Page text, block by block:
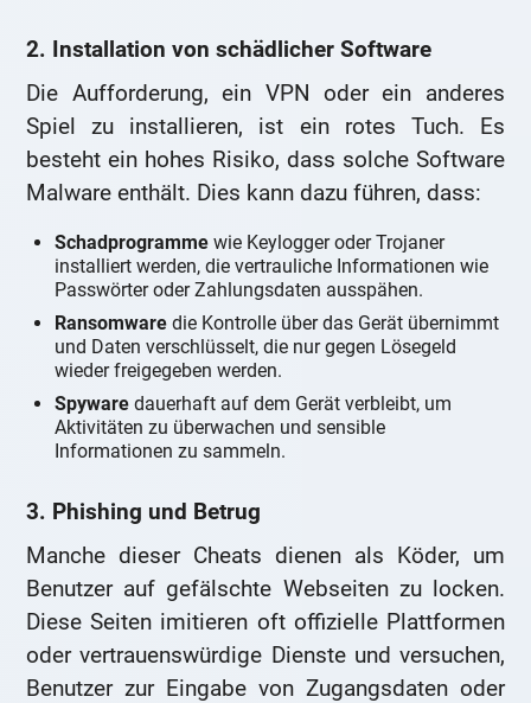
2. Installation von schädlicher Software
Die Aufforderung, ein VPN oder ein anderes
Spiel zu installieren, ist ein rotes Tuch. Es
besteht ein hohes Risiko, dass solche Software
Malware enthält. Dies kann dazu führen, dass:
Schadprogramme wie Keylogger oder Trojaner
installiert werden, die vertrauliche Informationen wie
Passwörter oder Zahlungsdaten ausspähen.
Ransomware die Kontrolle über das Gerät übernimmt
und Daten verschlüsselt, die nur gegen Lösegeld
wieder freigegeben werden.
Spyware dauerhaft auf dem Gerät verbleibt, um
Aktivitäten zu überwachen und sensible
Informationen zu sammeln.
3. Phishing und Betrug
Manche dieser Cheats dienen als Köder, um
Benutzer auf gefälschte Webseiten zu locken.
Diese Seiten imitieren oft offizielle Plattformen
oder vertrauenswürdige Dienste und versuchen,
Benutzer zur Eingabe von Zugangsdaten oder